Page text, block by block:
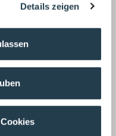
Details zeigen
Auswirkungen auf
informiert unsere
in verschiedenen